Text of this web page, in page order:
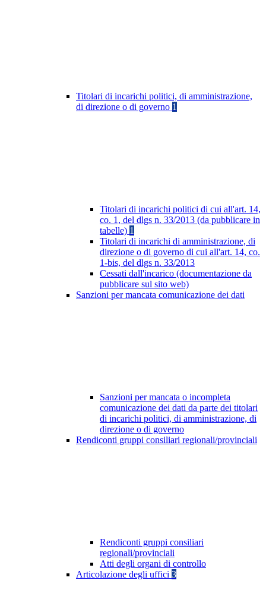
Titolari di incarichi politici, di amministrazione,
di direzione o di governo 1
Titolari di incarichi politici di cui all'art. 14,
co. 1, del dlgs n. 33/2013 (da pubblicare in
tabelle) 1
Titolari di incarichi di amministrazione, di
direzione o di governo di cui all'art. 14, co.
1-bis, del dlgs n. 33/2013
Cessati dall'incarico (documentazione da
pubblicare sul sito web)
Sanzioni per mancata comunicazione dei dati
Sanzioni per mancata o incompleta
comunicazione dei dati da parte dei titolari
di incarichi politici, di amministrazione, di
direzione o di governo
Rendiconti gruppi consiliari regionali/provinciali
Rendiconti gruppi consiliari
regionali/provinciali
Atti degli organi di controllo
Articolazione degli uffici 3